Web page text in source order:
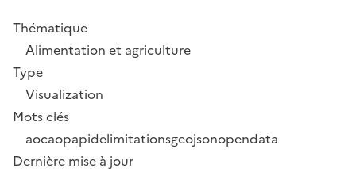
Thématique
Alimentation et agriculture
Type
Visualization
Mots clés
aocaopapidelimitationsgeojsonopendata
Dernière mise à jour